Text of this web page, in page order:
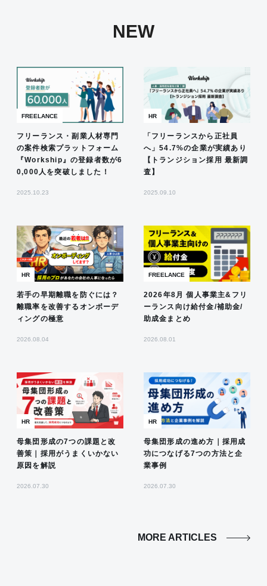
NEW
FREELANCE
フリーランス・副業人材専門
の案件検索プラットフォーム
『Workship』の登録者数が6
0,000人を突破しました！
2025.10.23
HR
「フリーランスから正社員
へ」54.7%の企業が実績あり
【トランジション採用 最新調
査】
2025.09.10
HR
若手の早期離職を防ぐには？
離職率を改善するオンボーデ
ィングの極意
2026.08.04
FREELANCE
2026年8月 個人事業主&フリ
ーランス向け給付金/補助金/
助成金まとめ
2026.08.01
HR
母集団形成の7つの課題と改
善策｜採用がうまくいかない
原因を解説
2026.07.30
HR
母集団形成の進め方｜採用成
功につなげる7つの方法と企
業事例
2026.07.30
MORE ARTICLES